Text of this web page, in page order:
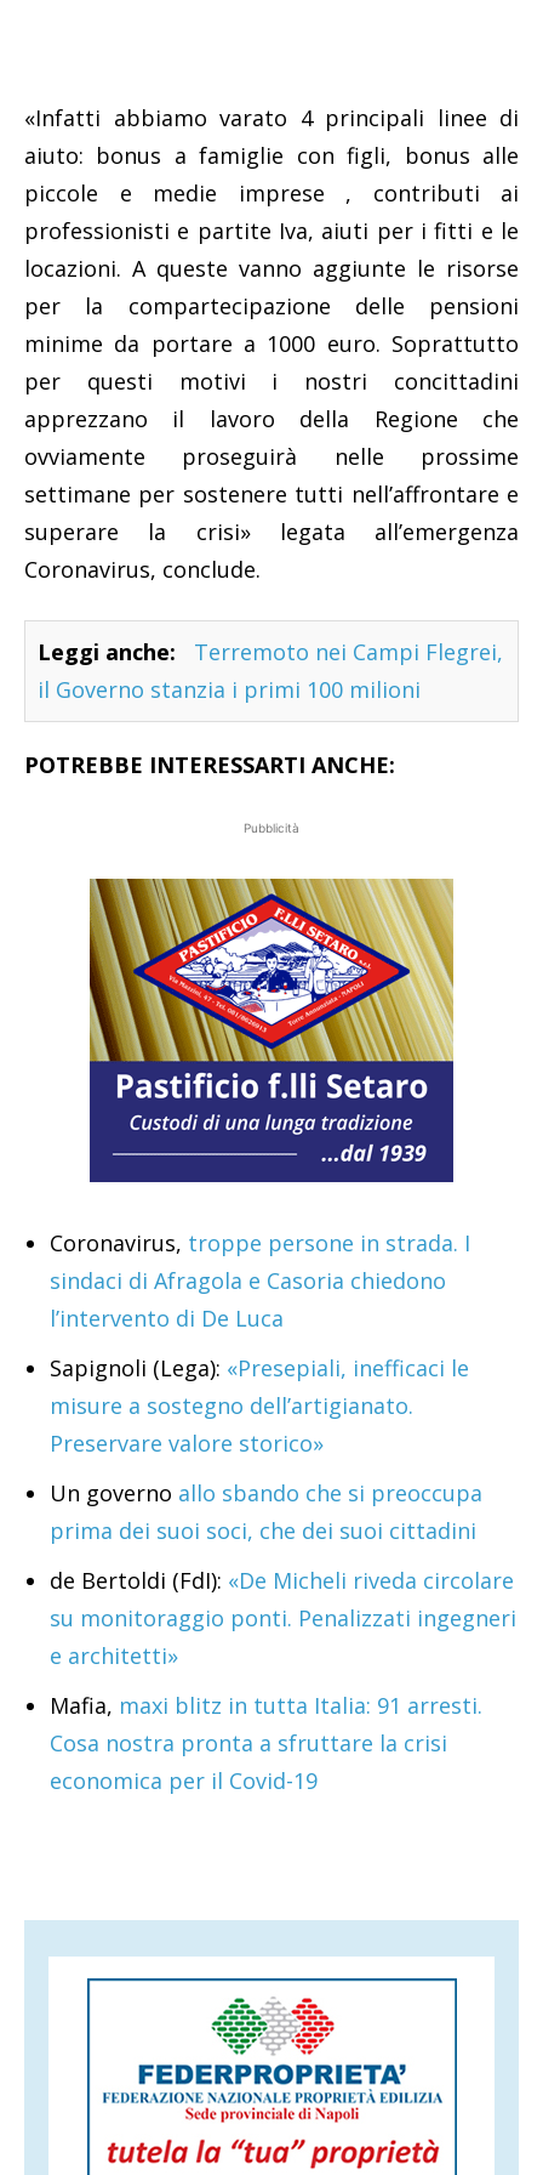
«Infatti abbiamo varato 4 principali linee di
aiuto: bonus a famiglie con figli, bonus alle
piccole e medie imprese , contributi ai
professionisti e partite Iva, aiuti per i fitti e le
locazioni. A queste vanno aggiunte le risorse
per la compartecipazione delle pensioni
minime da portare a 1000 euro. Soprattutto
per questi motivi i nostri concittadini
apprezzano il lavoro della Regione che
ovviamente proseguirà nelle prossime
settimane per sostenere tutti nell’affrontare e
superare la crisi» legata all’emergenza
Coronavirus, conclude.
Leggi anche:
Terremoto nei Campi Flegrei,
il Governo stanzia i primi 100 milioni
POTREBBE INTERESSARTI ANCHE:
Pubblicità
Coronavirus, troppe persone in strada. I
sindaci di Afragola e Casoria chiedono
l’intervento di De Luca
Sapignoli (Lega): «Presepiali, inefficaci le
misure a sostegno dell’artigianato.
Preservare valore storico»
Un governo allo sbando che si preoccupa
prima dei suoi soci, che dei suoi cittadini
de Bertoldi (FdI): «De Micheli riveda circolare
su monitoraggio ponti. Penalizzati ingegneri
e architetti»
Mafia, maxi blitz in tutta Italia: 91 arresti.
Cosa nostra pronta a sfruttare la crisi
economica per il Covid-19